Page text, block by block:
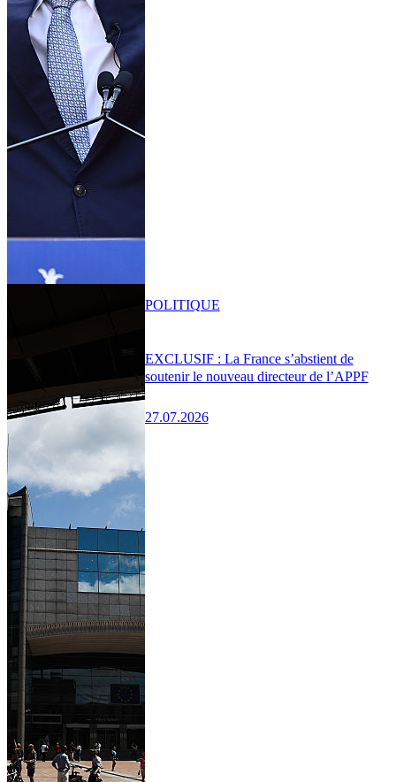
EXCLUSIF : La France s’abstient de
soutenir le nouveau directeur de l’APPF
27.07.2026
POLITIQUE